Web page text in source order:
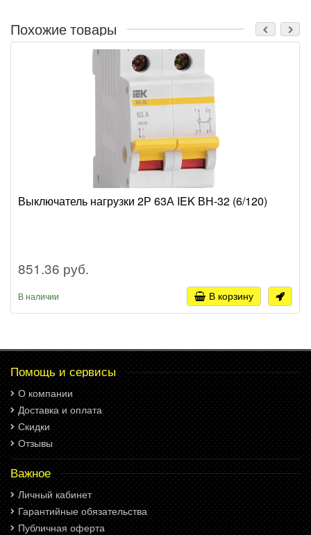
Похожие товары
Выключатель нагрузки 2Р 63А IEK ВН-32 (6/120)
851.36 руб.
В наличии В корзину
Помощь и сервисы
О компании
Доставка и оплата
Скидки
Отзывы
Важное
Личный кабинет
Гарантийные обязательства
Публичная оферта